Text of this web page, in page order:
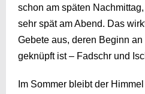
schon am späten
sehr spät am Abend. Das
Gebete aus, deren Beginn
geknüpft ist – Fadschr und
Im Sommer bleibt der